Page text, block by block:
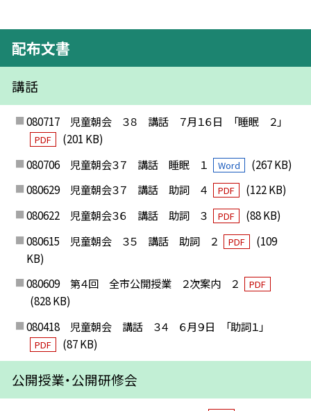
配布文書
講話
080717 児童朝会 ３８ 講話 ７月１６日 「睡眠 ２」
PDF
(201 KB)
080706 児童朝会３７ 講話 睡眠 １
Word
(267 KB)
080629 児童朝会３７ 講話 助詞 ４
PDF
(122 KB)
080622 児童朝会３６ 講話 助詞 ３
PDF
(88 KB)
080615 児童朝会 ３５ 講話 助詞 ２
PDF
(109
KB)
080609 第４回 全市公開授業 ２次案内 ２
PDF
(828 KB)
080418 児童朝会 講話 ３４ ６月９日 「助詞１」
PDF (87 KB)
公開授業・公開研修会